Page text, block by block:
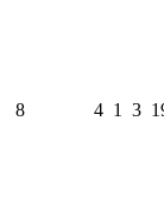
8 4 1 3